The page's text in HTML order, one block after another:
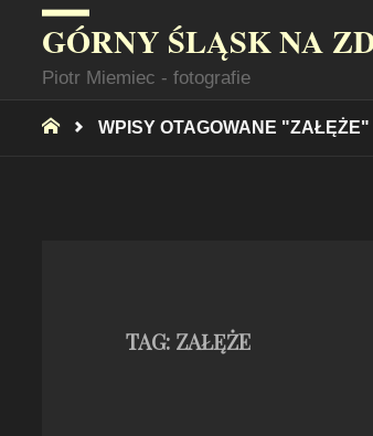
GÓRNY ŚLĄSK NA
Piotr Miemiec - fotografie
STRONA
WPISY OTAGOWANE "ZAŁĘŻE"
TAG: ZAŁĘŻE